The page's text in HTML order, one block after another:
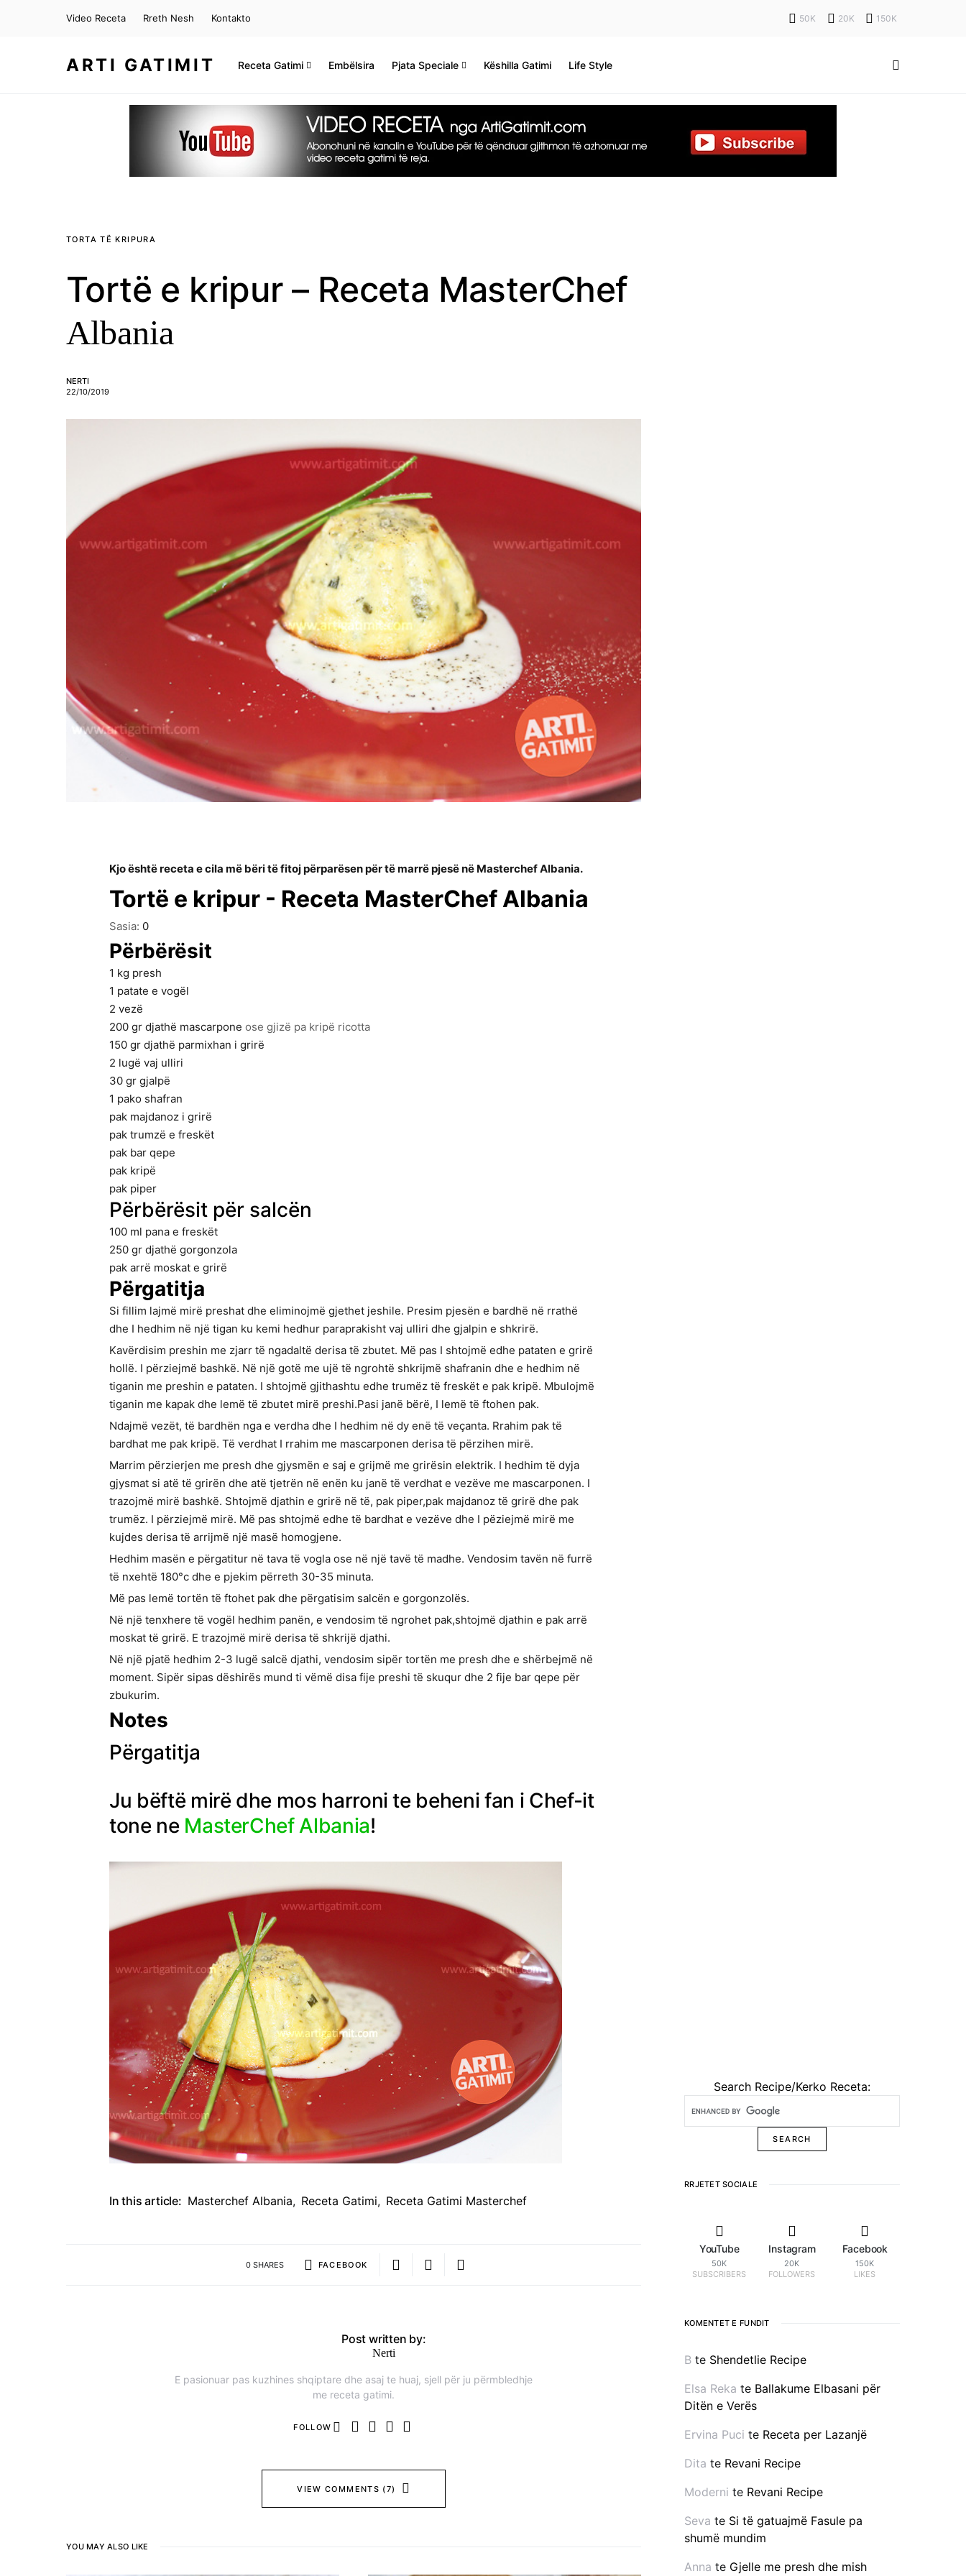
Video Receta Rreth Nesh Kontakto 50K 20K 150K
ARTI GATIMIT Receta Gatimi Embëlsira Pjata Speciale Këshilla Gatimi Life Style
TORTA TË KRIPURA
Tortë e kripur – Receta MasterChef
Albania
NERTI
22/10/2019
Kjo është receta e cila më bëri të fitoj përparësen për të marrë pjesë në Masterchef Albania.
Tortë e kripur - Receta MasterChef Albania
Sasia: 0
Përbërësit
1 kg presh
1 patate e vogël
2 vezë
200 gr djathë mascarpone ose gjizë pa kripë ricotta
150 gr djathë parmixhan i grirë
2 lugë vaj ulliri
30 gr gjalpë
1 pako shafran
pak majdanoz i grirë
pak trumzë e freskët
pak bar qepe
pak kripë
pak piper
Përbërësit për salcën
100 ml pana e freskët
250 gr djathë gorgonzola
pak arrë moskat e grirë
Përgatitja
Si fillim lajmë mirë preshat dhe eliminojmë gjethet jeshile. Presim pjesën e bardhë në rrathë
dhe I hedhim në një tigan ku kemi hedhur paraprakisht vaj ulliri dhe gjalpin e shkrirë.
Kavërdisim preshin me zjarr të ngadaltë derisa të zbutet. Më pas I shtojmë edhe pataten e grirë
hollë. I përziejmë bashkë. Në një gotë me ujë të ngrohtë shkrijmë shafranin dhe e hedhim në
tiganin me preshin e pataten. I shtojmë gjithashtu edhe trumëz të freskët e pak kripë. Mbulojmë
tiganin me kapak dhe lemë të zbutet mirë preshi.Pasi janë bërë, I lemë të ftohen pak.
Ndajmë vezët, të bardhën nga e verdha dhe I hedhim në dy enë të veçanta. Rrahim pak të
bardhat me pak kripë. Të verdhat I rrahim me mascarponen derisa të përzihen mirë.
Marrim përzierjen me presh dhe gjysmën e saj e grijmë me grirësin elektrik. I hedhim të dyja
gjysmat si atë të grirën dhe atë tjetrën në enën ku janë të verdhat e vezëve me mascarponen. I
trazojmë mirë bashkë. Shtojmë djathin e grirë në të, pak piper,pak majdanoz të grirë dhe pak
trumëz. I përziejmë mirë. Më pas shtojmë edhe të bardhat e vezëve dhe I pëziejmë mirë me
kujdes derisa të arrijmë një masë homogjene.
Hedhim masën e përgatitur në tava të vogla ose në një tavë të madhe. Vendosim tavën në furrë
të nxehtë 180°c dhe e pjekim përreth 30-35 minuta.
Më pas lemë tortën të ftohet pak dhe përgatisim salcën e gorgonzolës.
Në një tenxhere të vogël hedhim panën, e vendosim të ngrohet pak,shtojmë djathin e pak arrë
moskat të grirë. E trazojmë mirë derisa të shkrijë djathi.
Në një pjatë hedhim 2-3 lugë salcë djathi, vendosim sipër tortën me presh dhe e shërbejmë në
moment. Sipër sipas dëshirës mund ti vëmë disa fije preshi të skuqur dhe 2 fije bar qepe për
zbukurim.
Notes
Përgatitja
Ju bëftë mirë dhe mos harroni te beheni fan i Chef-it
tone ne MasterChef Albania!
In this article: Masterchef Albania, Receta Gatimi, Receta Gatimi Masterchef
0 SHARES FACEBOOK
Post written by:
Nerti
E pasionuar pas kuzhines shqiptare dhe asaj te huaj, sjell për ju përmbledhje
me receta gatimi.
FOLLOW
VIEW COMMENTS (7)
YOU MAY ALSO LIKE
Search Recipe/Kerko Receta:
RRJETET SOCIALE
YouTube
50K
SUBSCRIBERS
Instagram
20K
FOLLOWERS
Facebook
150K
LIKES
KOMENTET E FUNDIT
B te Shendetlie Recipe
Elsa Reka te Ballakume Elbasani për
Ditën e Verës
Ervina Puci te Receta per Lazanjë
Dita te Revani Recipe
Moderni te Revani Recipe
Seva te Si të gatuajmë Fasule pa
shumë mundim
Anna te Gjelle me presh dhe mish